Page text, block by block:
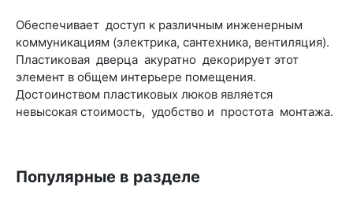
Обеспечивает доступ к различным инженерным
коммуникациям (электрика, сантехника, вентиляция).
Пластиковая дверца акуратно декорирует этот
элемент в общем интерьере помещения.
Достоинством пластиковых люков является
невысокая стоимость, удобство и простота монтажа.
Популярные в разделе